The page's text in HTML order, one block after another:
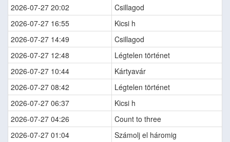
2026-07-27 20:02
Csillagod
2026-07-27 16:55
Kicsi h
2026-07-27 14:49
Csillagod
2026-07-27 12:48
Légtelen történet
2026-07-27 10:44
Kártyavár
2026-07-27 08:42
Légtelen történet
2026-07-27 06:37
Kicsi h
2026-07-27 04:26
Count to three
2026-07-27 01:04
Számolj el háromig